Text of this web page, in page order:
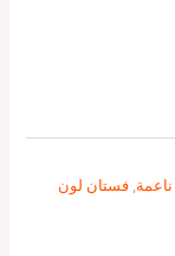
فستان لون